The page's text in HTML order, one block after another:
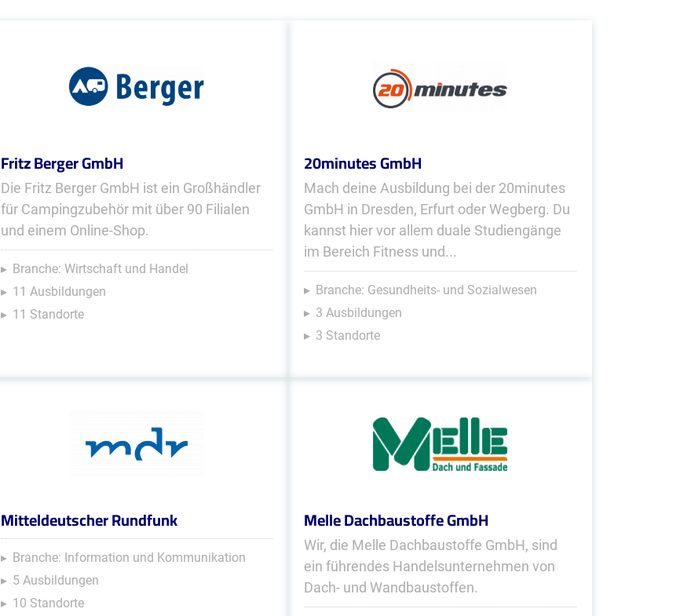
Fritz Berger GmbH
Die Fritz Berger GmbH ist ein Großhändler
für Campingzubehör mit über 90 Filialen
und einem Online-Shop.
Branche: Wirtschaft und Handel
11 Ausbildungen
11 Standorte
20minutes GmbH
Mach deine Ausbildung bei der 20minutes
GmbH in Dresden, Erfurt oder Wegberg. Du
kannst hier vor allem duale Studiengänge
im Bereich Fitness und...
Branche: Gesundheits- und Sozialwesen
3 Ausbildungen
3 Standorte
Mitteldeutscher Rundfunk
Branche: Information und Kommunikation
5 Ausbildungen
10 Standorte
Melle Dachbaustoffe GmbH
Wir, die Melle Dachbaustoffe GmbH, sind
ein führendes Handels­unter­nehmen von
Dach- und Wandbaustoffen.